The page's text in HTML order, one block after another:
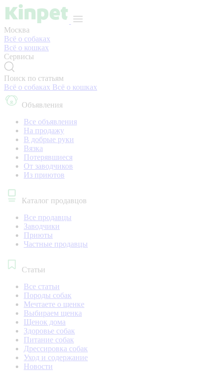
Москва
Всё о собаках
Всё о кошках
Сервисы
Поиск по статьям
Всё о собаках Всё о кошках
Объявления
Все объявления
На продажу
В добрые руки
Вязка
Потерявшиеся
От заводчиков
Из приютов
Каталог продавцов
Все продавцы
Заводчики
Приюты
Частные продавцы
Статьи
Все статьи
Породы собак
Мечтаете о щенке
Выбираем щенка
Щенок дома
Здоровье собак
Питание собак
Дрессировка собак
Уход и содержание
Новости